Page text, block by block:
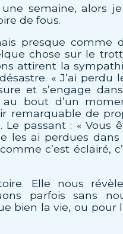
semaine, alors
de fous.
presque comme
chose sur le
attirent la
« J’ai perdu
et s’engage
bout d’un
remarquable de
Le passant : « Vous
les ai perdues
c’est éclairé,
Elle nous
parfois sans
bien la vie, ou pour